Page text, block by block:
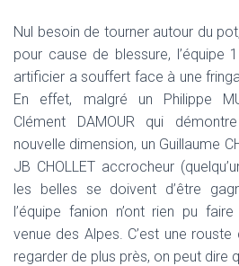
Nul besoin de tourner autour du
pour cause de blessure, l’équipe
artificier a souffert face à une
En effet, malgré un Philippe
Clément DAMOUR qui
nouvelle dimension, un Guillaume
JB CHOLLET accrocheur
les belles se doivent d’être
l’équipe fanion n’ont rien pu
venue des Alpes. C’est une
regarder de plus près, on peut dire